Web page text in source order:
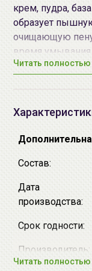
крем, пудра,
образует
очищающую
время
пробок,
контролирует
способствует
осветлению
морщинки,
делает ее
кожи.
Читать полностью
Состав:
Дата
производства:
Срок годности:
Производитель:
Читать полностью